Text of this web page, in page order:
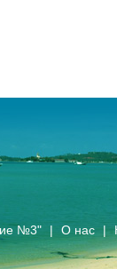
№3" | О нас |